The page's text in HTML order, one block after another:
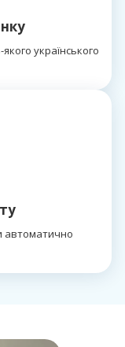
українського
автоматично